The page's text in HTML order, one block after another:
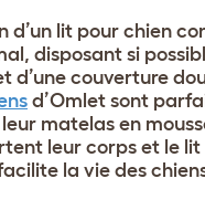
d’un lit pour chien
disposant si
d’une couverture
d’Omlet sont
matelas en
leur corps et le
la vie des